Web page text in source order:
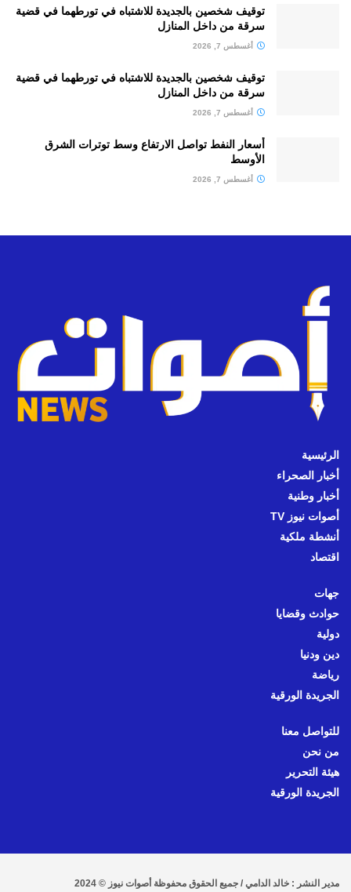
توقيف شخصين بالجديدة للاشتباه في تورطهما في قضية
سرقة من داخل المنازل
أغسطس 7, 2026
توقيف شخصين بالجديدة للاشتباه في تورطهما في قضية
سرقة من داخل المنازل
أغسطس 7, 2026
أسعار النفط تواصل الارتفاع وسط توترات الشرق
الأوسط
أغسطس 7, 2026
الرئيسية
أخبار الصحراء
أخبار وطنية
أصوات نيوز TV
أنشطة ملكية
اقتصاد
جهات
حوادث وقضايا
دولية
دين ودنيا
رياضة
الجريدة الورقية
للتواصل معنا
من نحن
هيئة التحرير
الجريدة الورقية
مدير النشر : خالد الدامي / جميع الحقوق محفوظة أصوات نيوز © 2024